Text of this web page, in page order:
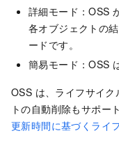
詳細モード：OSS
各オブジェクトの
ードです。
簡易モード：OSS
OSS は、ライフサイ
トの自動削除もサポー
更新時間に基づくライ